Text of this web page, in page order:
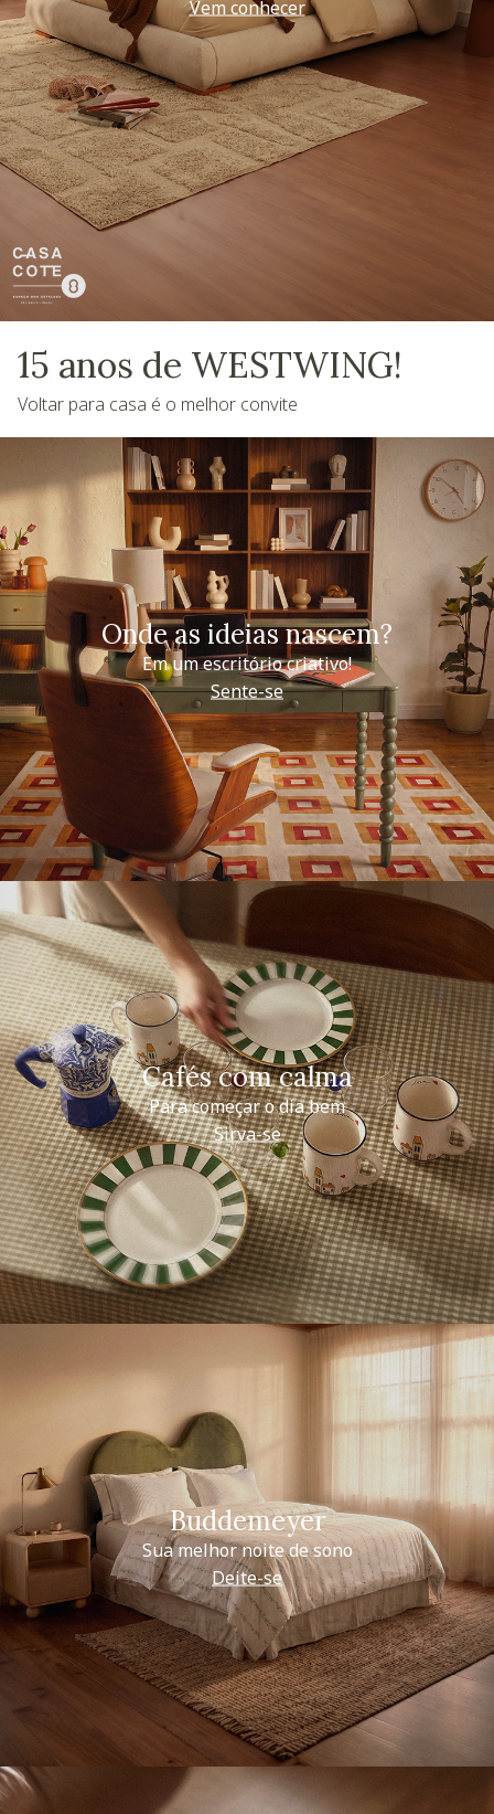
Vem conhecer
15 anos de WESTWING!
Voltar para casa é o melhor convite
Onde as ideias nascem?
Em um escritório criativo!
Sente-se
Cafés com calma
Para começar o dia bem
Sirva-se
Buddemeyer
Sua melhor noite de sono
Deite-se